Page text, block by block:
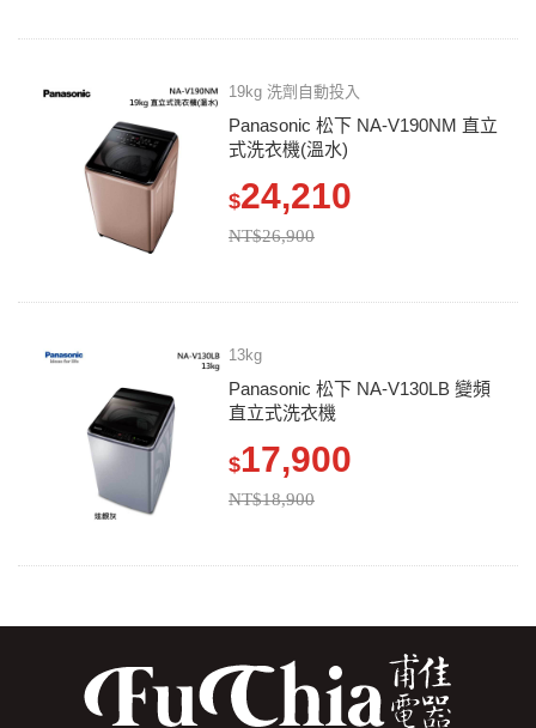
19kg 洗劑自動投入
Panasonic 松下 NA-V190NM 直立
式洗衣機(溫水)
$24,210
NT$26,900
13kg
Panasonic 松下 NA-V130LB 變頻
直立式洗衣機
$17,900
NT$18,900